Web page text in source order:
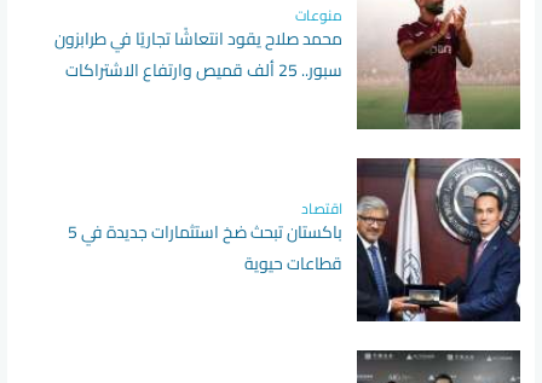
منوعات
محمد صلاح يقود انتعاشًا تجاريًا في طرابزون
سبور.. 25 ألف قميص وارتفاع الاشتراكات
اقتصاد
باكستان تبحث ضخ استثمارات جديدة في 5
قطاعات حيوية